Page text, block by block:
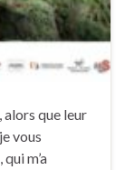
alors que leur
vous
m’a